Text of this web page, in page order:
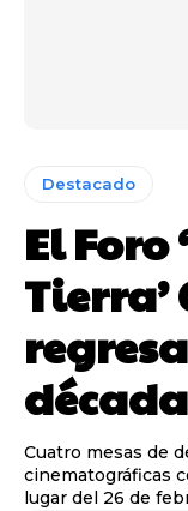
Destacado
El Foro
Cuatro mesas de
cinematográficas
lugar del 26 de